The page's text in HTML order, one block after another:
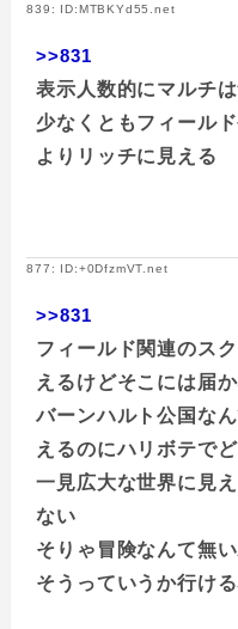
839: ID:MTBKYd55.net
>>831
表示人数的にマルチ
少なくともフィール
よりリッチに見える
877: ID:+0DfzmVT.net
>>831
フィールド関連のス
えるけどそこには届
バーンハルト公国な
えるのにハリボテで
一見広大な世界に見
ない
そりゃ冒険なんて無
そうっていうか行け